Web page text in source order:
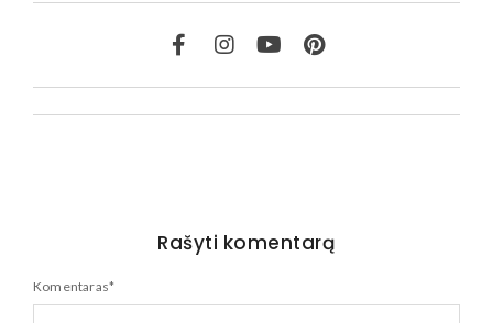
Rašyti komentarą
Komentaras*